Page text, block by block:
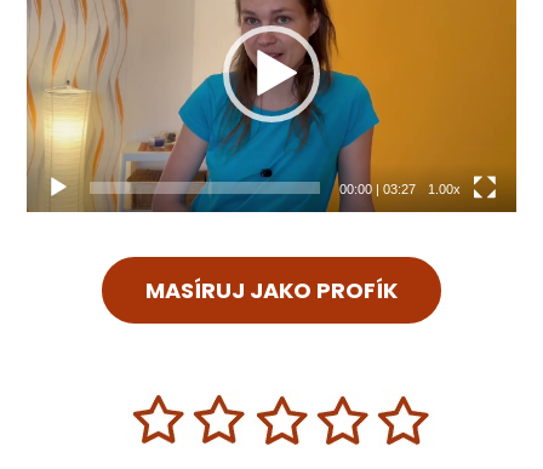
00:00| 03:27 1.00x
MASÍRUJ JAKO PROFÍK